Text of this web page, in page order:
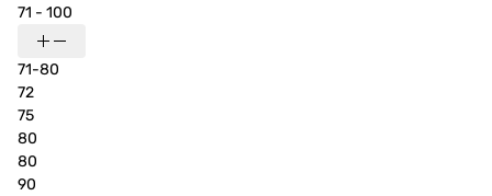
71 - 100
71-80
72
75
80
80
90